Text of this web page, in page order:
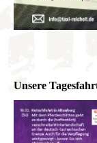
Unsere